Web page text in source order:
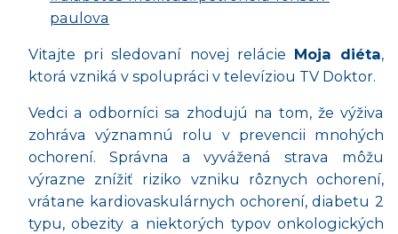
paulova
Vitajte pri sledovaní novej relácie Moja diéta,
ktorá vzniká v spolupráci v televíziou TV Doktor.
Vedci a odborníci sa zhodujú na tom, že výživa
zohráva významnú rolu v prevencii mnohých
ochorení. Správna a vyvážená strava môžu
výrazne znížiť riziko vzniku rôznych ochorení,
vrátane kardiovaskulárnych ochorení, diabetu 2
typu, obezity a niektorých typov onkologických